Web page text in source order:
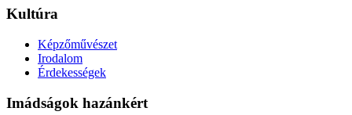
Kultúra
Képzőművészet
Irodalom
Érdekességek
Imádságok hazánkért